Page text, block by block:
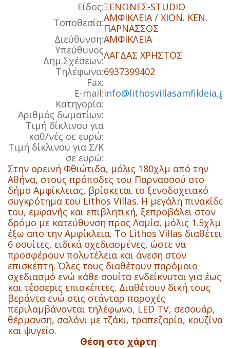
Είδος:ΞΕΝΩΝΕΣ-STUDIO
Τοποθεσία:ΑΜΦΙΚΛΕΙΑ / ΧΙΟΝ. ΚΕΝ.
ΠΑΡΝΑΣΣΟΣ
Διεύθυνση:ΑΜΦΙΚΛΕΙΑ
Υπεύθυνος
Δημ.Σχέσεων:ΛΑΓΔΑΣ ΧΡΗΣΤΟΣ
Τηλέφωνο:6937399402
Fax:
E-mail:info@lithosvillasamfikleia.gr
Κατηγορία:
Αριθμός δωματίων:
Τιμή δίκλινου για
καθ/νές σε ευρώ:
Τιμή δίκλινου για Σ/Κ
σε ευρώ:
Στην ορεινή Φθιώτιδα, μόλις 180χλμ από την
Αθήνα, στους πρόποδες του Παρνασσού στο
δήμο Αμφίκλειας, βρίσκεται το ξενοδοχειακό
συγκρότημα του Lithos Villas. Η μεγάλη πινακίδα
του, εμφανής και επιβλητική, ξεπροβάλει στον
δρόμο με κατεύθυνση προς Λαμία, μόλις 1.5χλμ
έξω απο την Αμφίκλεια. Το Lithos Villas διαθέτει
6 σουίτες, ειδικά σχεδιασμένες, ώστε να
προσφέρουν πολυτέλεια και άνεση στον
επισκέπτη. Όλες τους διαθέτουν παρόμοιο
σχεδιασμό ενώ κάθε σουίτα ενδείκνυται για έως
και τέσσερις επισκέπτες. Διαθέτουν δική τους
βεράντα ενώ στις στάνταρ παροχές
περιλαμβάνονται τηλέφωνο, LED TV, σεσουάρ,
θέρμανση, σαλόνι με τζάκι, τραπεζαρία, κουζίνα
και ψυγείο.
Θέση στο χάρτη